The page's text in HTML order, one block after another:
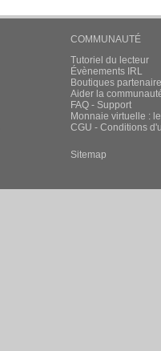
COMMUNAUTÉ
Tutoriel du lecteur
Évènements IRL
Boutiques
Aider la
FAQ - Support
Monnaie virtuelle :
CGU - Conditions
Sitemap